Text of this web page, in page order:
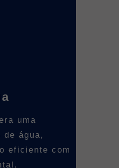
uma
de água,
eficiente com